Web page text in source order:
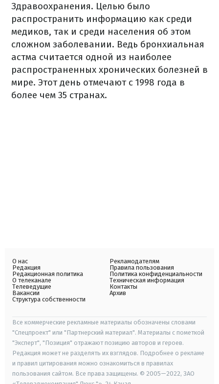
Здравоохранения. Целью было
распространить информацию как среди
медиков, так и среди населения об этом
сложном заболевании. Ведь бронхиальная
астма считается одной из наиболее
распространенных хронических болезней в
мире. Этот день отмечают с 1998 года в
более чем 35 странах.
О нас
Редакция
Редакционная политика
О телеканале
Телеведущие
Вакансии
Структура собственности
Рекламодателям
Правила пользования
Политика конфиденциальности
Техническая информация
Контакты
Архив
Все коммерческие рекламные материалы обозначены словами
"Спецпроект" или "Партнерский материал". Материалы с пометкой
"Эксперт", "Позиция" отражают позицию авторов и героев.
Редакция может не разделять их взглядов. Подробнее о рекламе
и правил цитирования можно ознакомиться в правилах
пользования сайтом. Все права защищены. © 2005—2022, ЗАО